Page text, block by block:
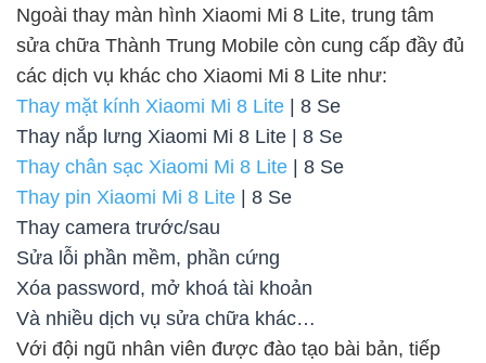
Ngoài thay màn hình Xiaomi Mi 8 Lite, trung tâm
sửa chữa Thành Trung Mobile còn cung cấp đầy đủ
các dịch vụ khác cho Xiaomi Mi 8 Lite như:
Thay mặt kính Xiaomi Mi 8 Lite | 8 Se
Thay nắp lưng Xiaomi Mi 8 Lite | 8 Se
Thay chân sạc Xiaomi Mi 8 Lite | 8 Se
Thay pin Xiaomi Mi 8 Lite | 8 Se
Thay camera trước/sau
Sửa lỗi phần mềm, phần cứng
Xóa password, mở khoá tài khoản
Và nhiều dịch vụ sửa chữa khác…
Với đội ngũ nhân viên được đào tạo bài bản, tiếp